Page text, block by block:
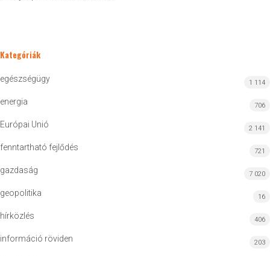
Kategóriák
egészségügy 1 114
energia 706
Európai Unió 2 141
fenntartható fejlődés 721
gazdaság 7 020
geopolitika 16
hírközlés 406
információ röviden 203